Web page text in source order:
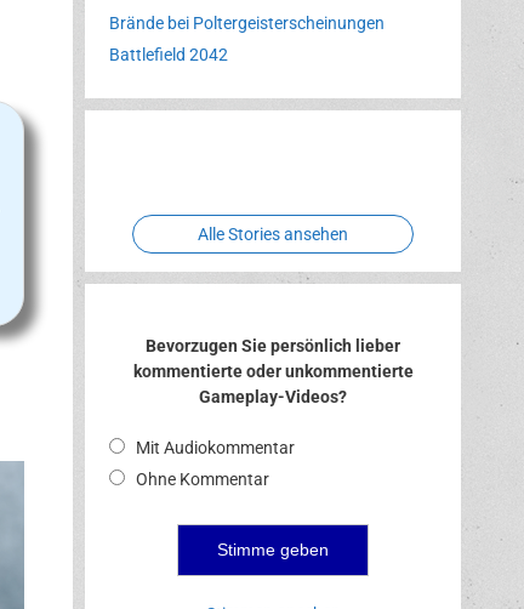
Brände bei Poltergeisterscheinungen
Battlefield 2042
Erlebnispark
Verbotene
Alle Stories ansehen
Bevorzugen Sie persönlich lieber
kommentierte oder unkommentierte
Gameplay-Videos?
Mit Audiokommentar
Ohne Kommentar